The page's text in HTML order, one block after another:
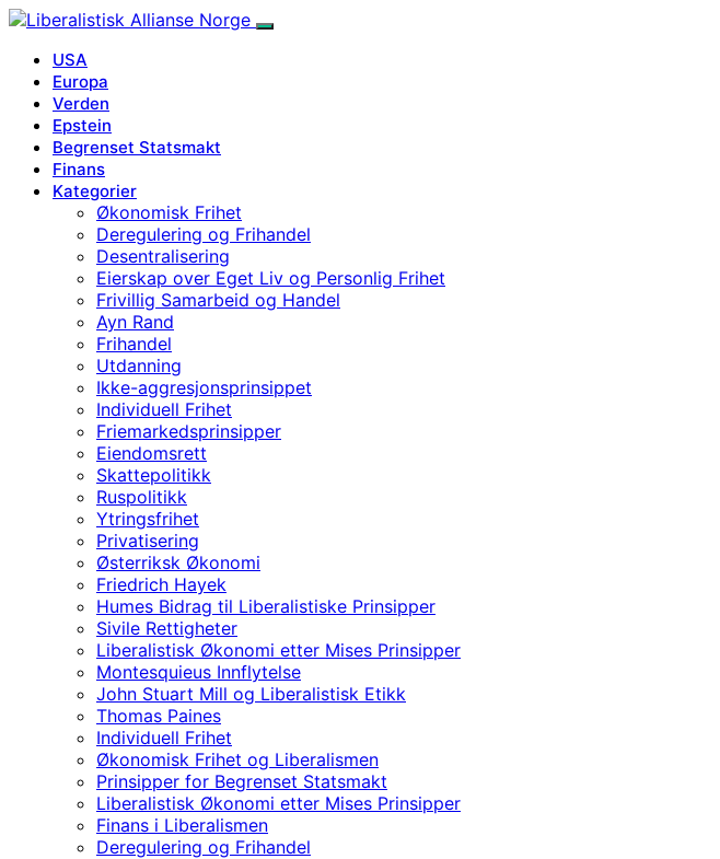
USA
Europa
Verden
Epstein
Begrenset Statsmakt
Finans
Kategorier
Økonomisk Frihet
Deregulering og Frihandel
Desentralisering
Eierskap over Eget Liv og Personlig Frihet
Frivillig Samarbeid og Handel
Ayn Rand
Frihandel
Utdanning
Ikke-aggresjonsprinsippet
Individuell Frihet
Friemarkedsprinsipper
Eiendomsrett
Skattepolitikk
Ruspolitikk
Ytringsfrihet
Privatisering
Østerriksk Økonomi
Friedrich Hayek
Humes Bidrag til Liberalistiske Prinsipper
Sivile Rettigheter
Liberalistisk Økonomi etter Mises Prinsipper
Montesquieus Innflytelse
John Stuart Mill og Liberalistisk Etikk
Thomas Paines
Individuell Frihet
Økonomisk Frihet og Liberalismen
Prinsipper for Begrenset Statsmakt
Liberalistisk Økonomi etter Mises Prinsipper
Finans i Liberalismen
Deregulering og Frihandel